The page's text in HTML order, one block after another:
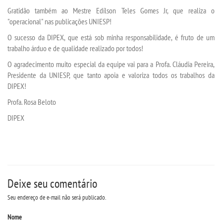
TRABALHE CONOSCO
OUVIDORIA
Gratidão também ao Mestre Edílson Teles Gomes Jr, que realiza o
"operacional" nas publicações UNIESP!
O sucesso da DIPEX, que está sob minha responsabilidade, é fruto de um
trabalho árduo e de qualidade realizado por todos!
O agradecimento muito especial da equipe vai para a Profa. Cláudia Pereira,
Presidente da UNIESP, que tanto apoia e valoriza todos os trabalhos da
DIPEX!
Profa. Rosa Beloto
DIPEX
Deixe seu comentário
Seu endereço de e-mail não será publicado.
Nome